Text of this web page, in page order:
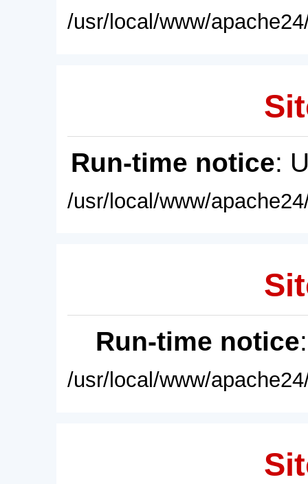
/usr/local/www/
Run-time notice:
/usr/local/www/
Run-time notice
/usr/local/www/